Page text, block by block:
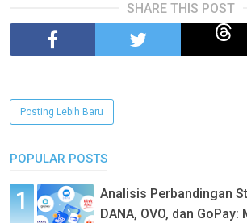
SHARE THIS POST
Posting Lebih Baru
POPULAR POSTS
Analisis Perbandingan
DANA, OVO, dan